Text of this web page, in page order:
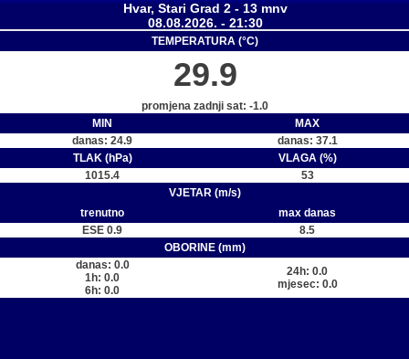
Hvar, Stari Grad 2 - 13 mnv
08.08.2026. - 21:30
TEMPERATURA (°C)
29.9
promjena zadnji sat: -1.0
MIN
MAX
danas: 24.9
danas: 37.1
TLAK (hPa)
VLAGA (%)
1015.4
53
VJETAR (m/s)
trenutno
max danas
ESE 0.9
8.5
OBORINE (mm)
danas: 0.0
1h: 0.0
6h: 0.0
24h: 0.0
mjesec: 0.0